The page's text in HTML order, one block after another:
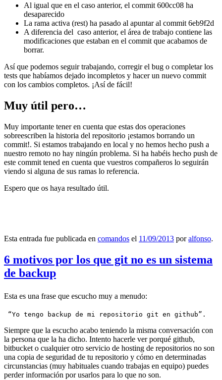
Al igual que en el caso anterior, el commit 600cc08 ha
desaparecido
La rama activa (rest) ha pasado al apuntar al commit 6eb9f2d
A diferencia del caso anterior, el área de trabajo contiene las
modificaciones que estaban en el commit que acabamos de
borrar.
Así que podemos seguir trabajando, corregir el bug o completar los
tests que habíamos dejado incompletos y hacer un nuevo commit
con los cambios completos. ¡Así de fácil!
Muy útil pero…
Muy importante tener en cuenta que estas dos operaciones
sobreescriben la historia del repositorio ¡estamos borrando un
commit!. Si estamos trabajando en local y no hemos hecho push a
nuestro remoto no hay ningún problema. Si ha habéis hecho push de
este commit tened en cuenta que vuestros compañeros lo seguirán
viendo si alguna de sus ramas lo referencia.
Espero que os haya resultado útil.
Esta entrada fue publicada en comandos el 11/09/2013 poralfonso.
6 motivos por los que git no es un sistema
de backup
Esta es una frase que escucho muy a menudo:
“Yo tengo backup de mi repositorio git en github”.
Siempre que la escucho acabo teniendo la misma conversación con
la persona que la ha dicho. Intento hacerle ver porqué github,
bitbucket o cualquier otro servicio de hosting de repositorios no son
una copia de seguridad de tu repositorio y cómo en determinadas
circunstancias (muy habituales cuando trabajas en equipo) puedes
perder información por usarlos para lo que no son.